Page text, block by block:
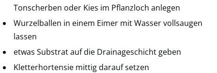
Tonscherben oder Kies im Pflanzloch anlegen
Wurzelballen in einem Eimer mit Wasser vollsaugen
lassen
etwas Substrat auf die Drainageschicht geben
Kletterhortensie mittig darauf setzen